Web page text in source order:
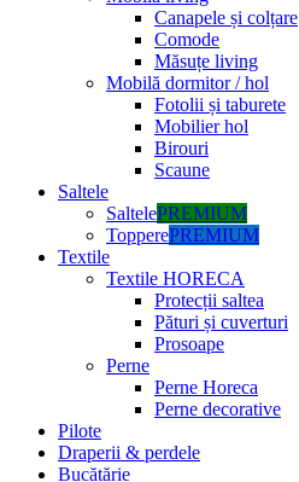
Canapele și colțare
Comode
Măsuțe living
Mobilă dormitor / hol
Fotolii și taburete
Mobilier hol
Birouri
Scaune
Saltele
SaltelePREMIUM
TopperePREMIUM
Textile
Textile HORECA
Protecții saltea
Pături și cuverturi
Prosoape
Perne
Perne Horeca
Perne decorative
Pilote
Draperii & perdele
Bucătărie